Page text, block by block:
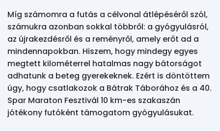
Míg számomra a futás a célvonal átlépéséről szól,
számukra azonban sokkal többről: a gyógyulásról,
az újrakezdésről és a reményről, amely erőt ad a
mindennapokban. Hiszem, hogy mindegy egyes
megtett kilométerrel hatalmas nagy bátorságot
adhatunk a beteg gyerekeknek. Ezért is döntöttem
úgy, hogy csatlakozok a Bátrak Táborához és a 40.
Spar Maraton Fesztivál 10 km-es szakaszán
jótékony futóként támogatom gyógyulásukat.